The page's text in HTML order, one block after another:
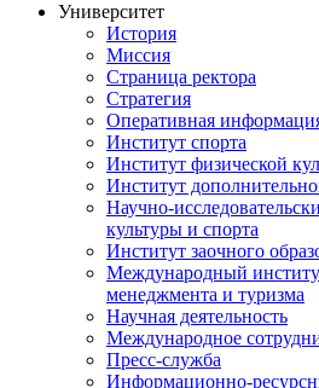
Основная
навигация
Университет
История
Миссия
Страница ректора
Стратегия
Оперативная
Институт спорта
Институт физической
Институт
Научно-
культуры и спорта
Институт заочного
Международный
менеджмента и туризма
Научная деятельность
Международное
Пресс-служба
Информационно-